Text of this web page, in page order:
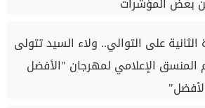
الثانية على التوالي.. ولاء السيد تتولى
المنسق الإعلامي لمهرجان "الأفضل